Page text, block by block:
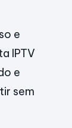
e
IPTV
e
sem